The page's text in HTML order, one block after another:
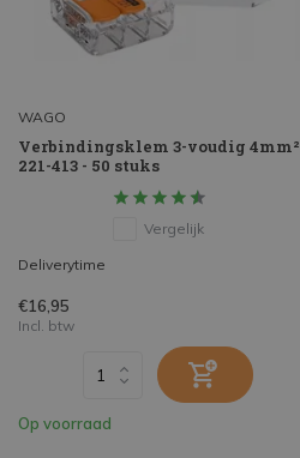
WAGO
Verbindingsklem 3-voudig 4mm²
221-413 - 50 stuks
Vergelijk
Deliverytime
€16,95
Incl. btw
Op voorraad